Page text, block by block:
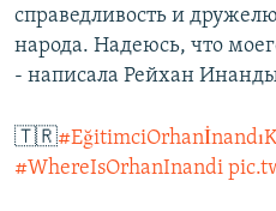
справедливость и
народа. Надеюсь, что
- написала Рейхан
🇹🇷
#WhereIsOrhanInandi